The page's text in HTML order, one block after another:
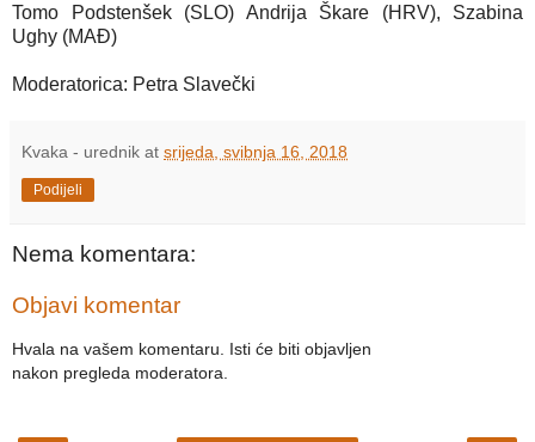
Tomo Podstenšek (SLO) Andrija Škare (HRV), Szabina
Ughy (MAĐ)
Moderatorica: Petra Slavečki
Kvaka - urednik at srijeda, svibnja 16, 2018
Podijeli
Nema komentara:
Objavi komentar
Hvala na vašem komentaru. Isti će biti objavljen
nakon pregleda moderatora.